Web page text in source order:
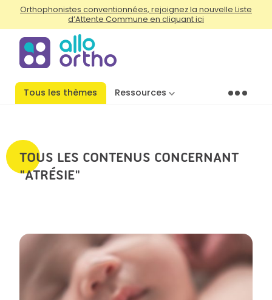
Orthophonistes conventionnées, rejoignez la nouvelle Liste
d’Attente Commune en cliquant ici
Tous les thèmes Ressources Menu
TOUS LES CONTENUS CONCERNANT
"ATRÉSIE"